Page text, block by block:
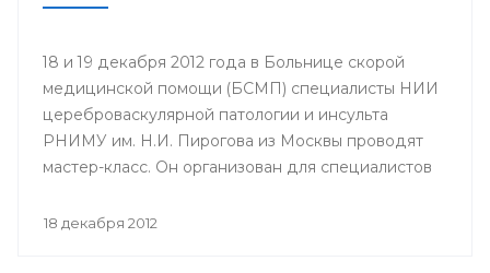
18 и 19 декабря 2012 года в Больнице скорой
медицинской помощи (БСМП) специалисты НИИ
цереброваскулярной патологии и инсульта
РНИМУ им. Н.И. Пирогова из Москвы проводят
мастер-класс. Он организован для специалистов
сосудистых центров и первичных сосудистых
18 декабря 2012